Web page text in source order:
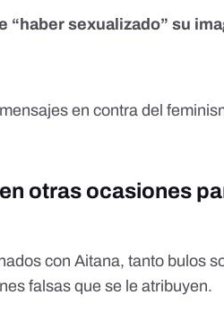
“haber sexualizado” su
en contra del
otras ocasiones
con Aitana, tanto bulos
falsas que se le atribuyen.